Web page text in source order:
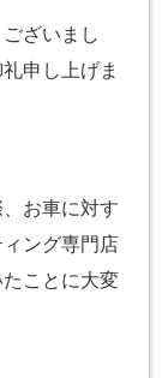
ざいまし
申し上げま
お車に対す
ング専門店
ことに大変